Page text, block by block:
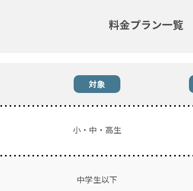
料金プラン一覧
対象
小・中・高生
中学生以下